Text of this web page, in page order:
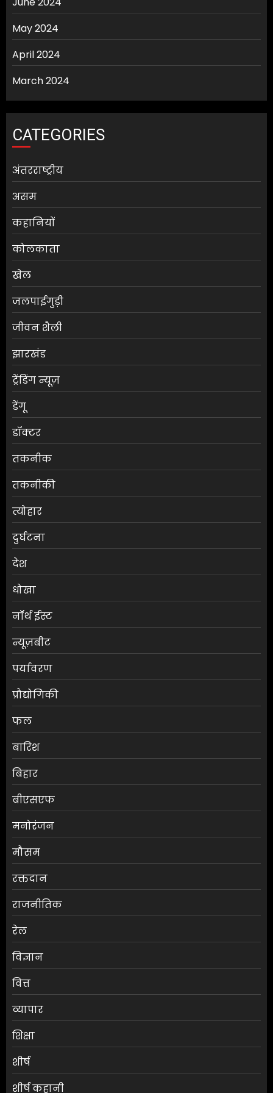
May 2024
April 2024
March 2024
CATEGORIES
अंतरराष्ट्रीय
असम
कहानियों
कोलकाता
खेल
जलपाईगुड़ी
जीवन शैली
झारखंड
ट्रेंडिंग न्यूज़
डेंगू
डॉक्टर
तकनीक
तकनीकी
त्योहार
दुर्घटना
देश
धोखा
नॉर्थ ईस्ट
न्यूज़बीट
पर्यावरण
प्रौद्योगिकी
फल
बारिश
बिहार
बीएसएफ
मनोरंजन
मौसम
रक्तदान
राजनीतिक
रेल
विज्ञान
वित्त
व्यापार
शिक्षा
शीर्ष
शीर्ष कहानी
एलबीएसएम कॉलेज में स्नातक
4